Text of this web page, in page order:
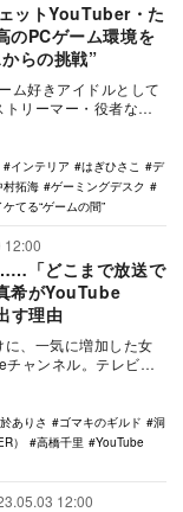
ットYouTuber・た
PCゲーム環境を
らの挑戦”
ム好きアイドルとして
リーマー・役者など
莉。彼女にはひとつ
インテリア はぎひさこ
デ
村拓海
ゲーミングデスク
てる“ゲームの間”
12:00
「どこまで放送で
希がYouTube
す理由
に、一気に増加した女
チャンネル。テレビ出
於ありさ ゴマキのギルド
洞
）
高橋千里
YouTube
12:00